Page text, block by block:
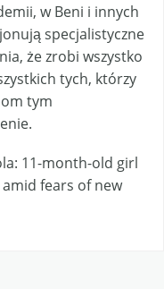
w Beni i innych
specjalistyczne
że zrobi wszystko
tych, którzy
tym
11-month-old girl
fears of new